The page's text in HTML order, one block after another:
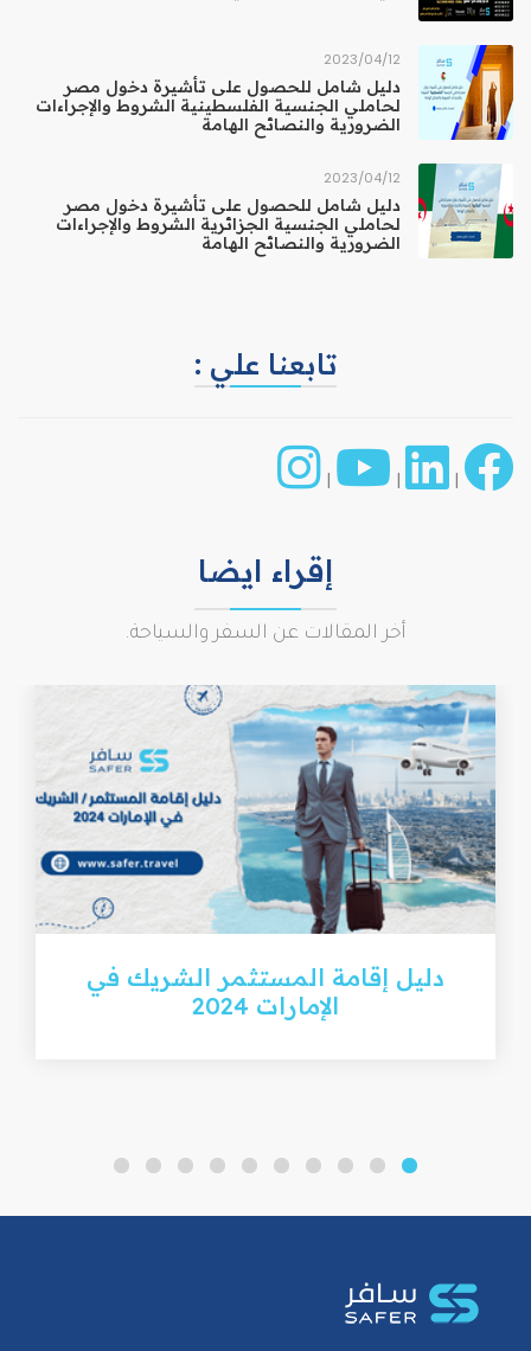
12‏/04‏/2023
دليل شامل للحصول على تأشيرة دخول مصر
لحاملي الجنسية الفلسطينية الشروط والإجراءات
الضرورية والنصائح الهامة
12‏/04‏/2023
دليل شامل للحصول على تأشيرة دخول مصر
لحاملي الجنسية الجزائرية الشروط والإجراءات
الضرورية والنصائح الهامة
تابعنا علي :
|
|
|
إقراء ايضا
أخر المقالات عن السفر والسياحة.
دليل إقامة المستثمر الشريك في
الإمارات 2024